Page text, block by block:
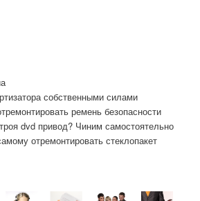
собственными силами
ремень безопасности
dvd привод? Чиним самостоятельно
отремонтировать стеклопакет